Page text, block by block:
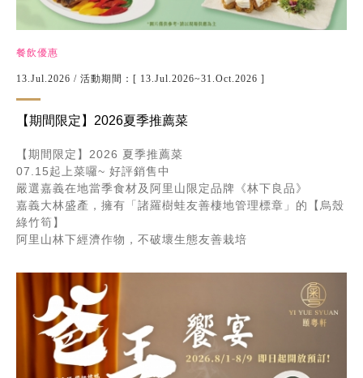
餐飲優惠
13.Jul.2026 / 活動期間：[ 13.Jul.2026~31.Oct.2026 ]
【期間限定】2026夏季推薦菜
【期間限定】2026 夏季推薦菜
07.15起上菜囉~ 好評銷售中
嚴選嘉義在地當季食材及阿里山限定品牌《林下良品》
嘉義大林盛產，擁有「諸羅樹蛙友善棲地管理標章」的【烏殼
綠竹筍】
阿里山林下經濟作物，不破壞生態友善栽培